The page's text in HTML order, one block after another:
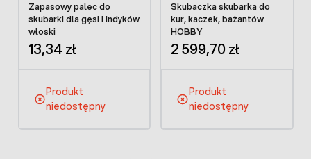
Zapasowy palec do
skubarki dla gęsi i indyków
włoski
13,34 zł
Produkt
niedostępny
Skubaczka skubarka do
kur, kaczek, bażantów
HOBBY
2 599,70 zł
Produkt
niedostępny